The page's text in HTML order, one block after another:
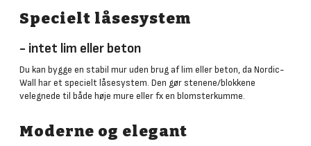
Specielt låsesystem
- intet lim eller beton
Du kan bygge en stabil mur uden brug af lim eller beton, da Nordic-
Wall har et specielt låsesystem. Den gør stenene/blokkene
velegnede til både høje mure eller fx en blomsterkumme.
Moderne og elegant